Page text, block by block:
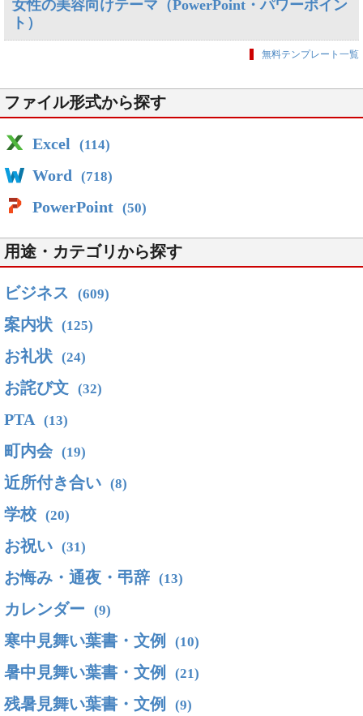
女性の美容向けテーマ（PowerPoint・パワーポイン
ト）
無料テンプレート一覧
ファイル形式から探す
Excel (114)
Word (718)
PowerPoint (50)
用途・カテゴリから探す
ビジネス (609)
案内状 (125)
お礼状 (24)
お詫び文 (32)
PTA (13)
町内会 (19)
近所付き合い (8)
学校 (20)
お祝い (31)
お悔み・通夜・弔辞 (13)
カレンダー (9)
寒中見舞い葉書・文例 (10)
暑中見舞い葉書・文例 (21)
残暑見舞い葉書・文例 (9)